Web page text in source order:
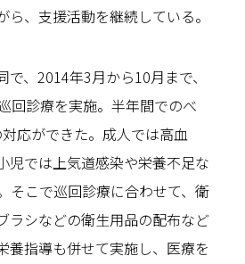
ら、支援活動を継続している。
で、2014年3月から10月まで、
回診療を実施。半年間でのべ
応ができた。成人では高血
児では上気道感染や栄養不足な
そこで巡回診療に合わせて、衛
ラシなどの衛生用品の配布など
養指導も併せて実施し、医療を